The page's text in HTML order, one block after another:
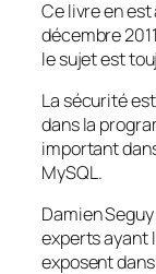
Ce livre en est
décembre
le sujet est
La sécurité
dans la
important
MySQL.
Damien
experts ayant
exposent